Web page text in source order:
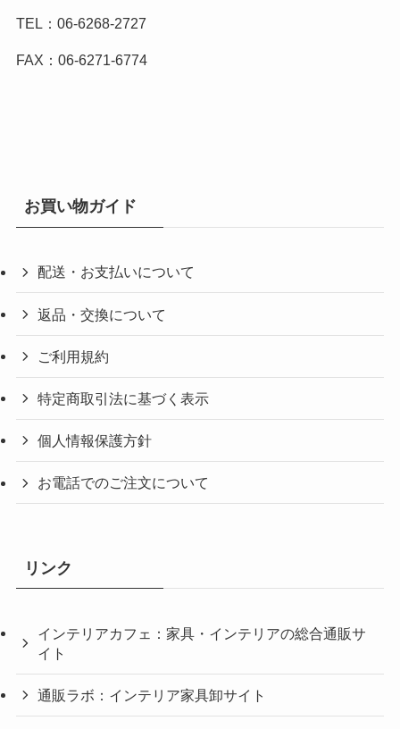
TEL：06-6268-2727
FAX：06-6271-6774
お買い物ガイド
配送・お支払いについて
返品・交換について
ご利用規約
特定商取引法に基づく表示
個人情報保護方針
お電話でのご注文について
リンク
インテリアカフェ：家具・インテリアの総合通販サ
イト
通販ラボ：インテリア家具卸サイト